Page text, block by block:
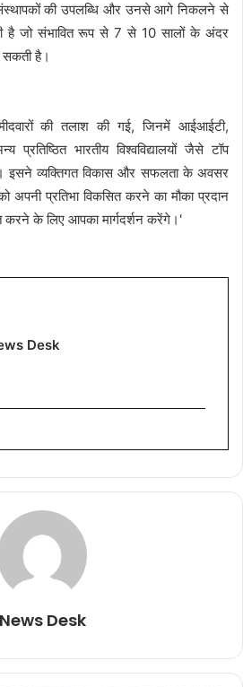
संस्थापकों की उपलब्धि और उनसे आगे निकलने से
है जो संभावित रूप से 7 से 10 सालों के अंदर
है।
की तलाश की गई, जिनमें आईआईटी,
भारतीय विश्वविद्यालयों जैसे टॉप
इसने व्यक्तिगत विकास और सफलता के अवसर
प्रतिभा विकसित करने का मौका प्रदान
के लिए आपका मार्गदर्शन करेंगे।'
Desk
News Desk